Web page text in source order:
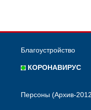
Благоустройство
КОРОНАВИРУС
Персоны (Архив-